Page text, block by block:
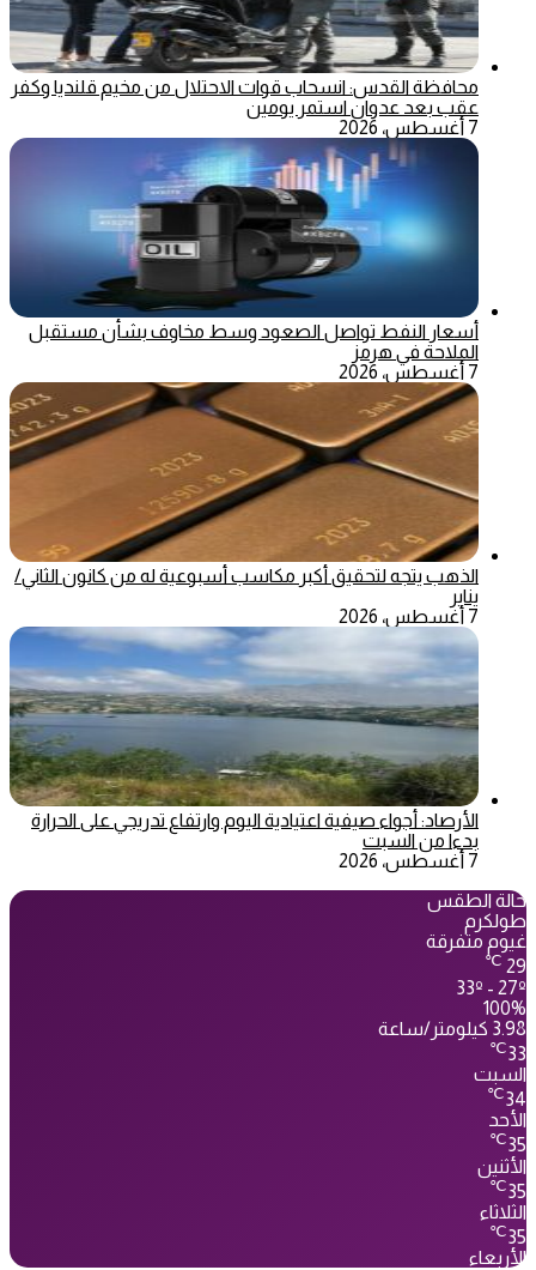
محافظة القدس: انسحاب قوات الاحتلال من مخيم قلنديا وكفر
عقب بعد عدوان استمر يومين
7 أغسطس، 2026
أسعار النفط تواصل الصعود وسط مخاوف بشأن مستقبل
الملاحة في هرمز
7 أغسطس، 2026
الذهب يتجه لتحقيق أكبر مكاسب أسبوعية له من كانون الثاني/
يناير
7 أغسطس، 2026
الأرصاد: أجواء صيفية اعتيادية اليوم وارتفاع تدريجي على الحرارة
بدءا من السبت
7 أغسطس، 2026
حالة الطقس
طولكرم
غيوم متفرقة
29
℃
33º - 27º
100%
3.98 كيلومتر/ساعة
33
℃
السبت
34
℃
الأحد
35
℃
الأثنين
35
℃
الثلاثاء
35
℃
الأربعاء